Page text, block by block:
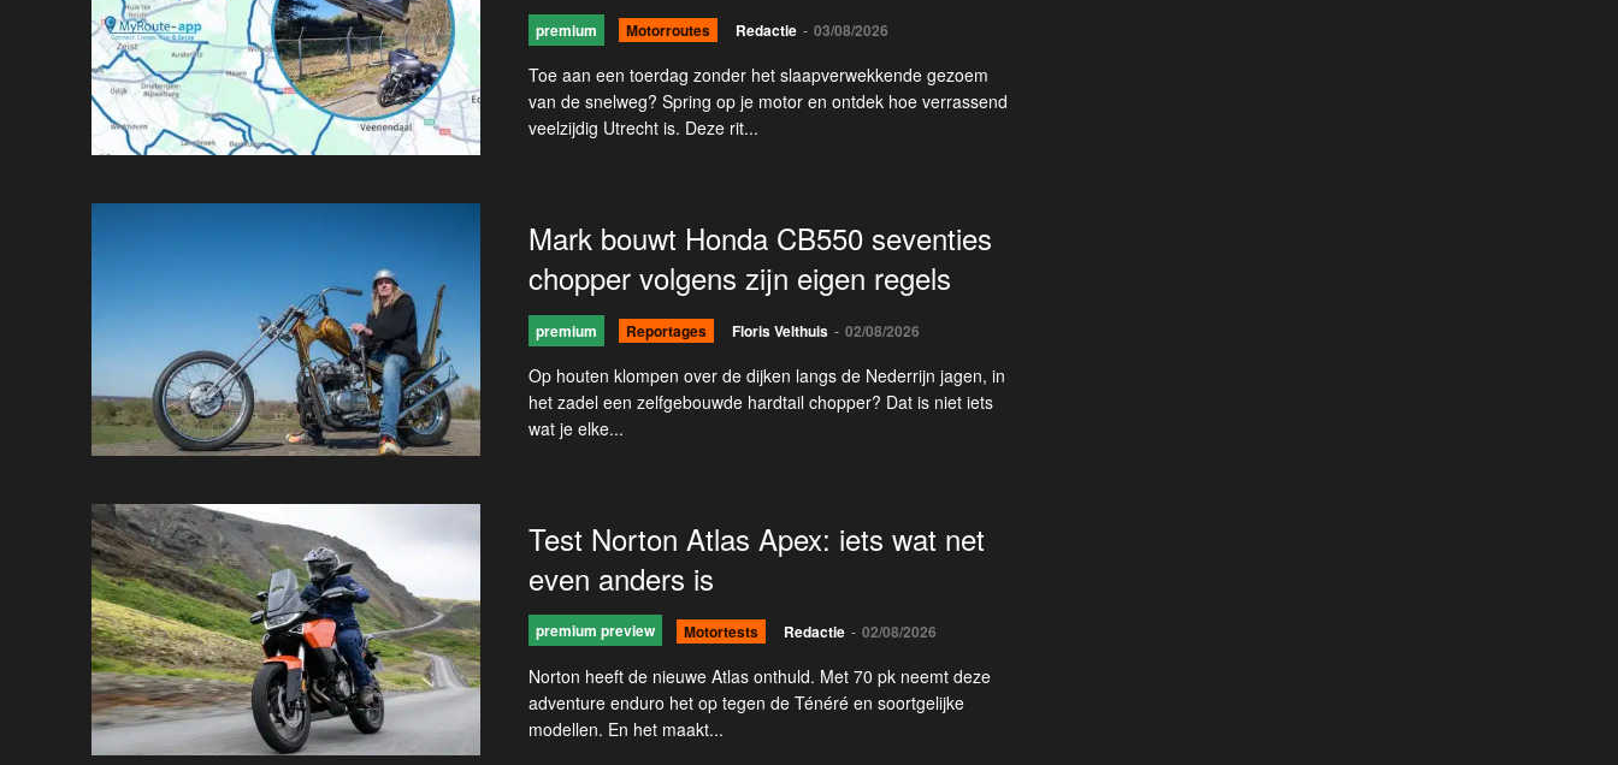
premium Motorroutes Redactie - 03/08/2026
Toe aan een toerdag zonder het slaapverwekkende gezoem
van de snelweg? Spring op je motor en ontdek hoe verrassend
veelzijdig Utrecht is. Deze rit...
Mark bouwt Honda CB550 seventies
chopper volgens zijn eigen regels
premium Reportages Floris Velthuis - 02/08/2026
Op houten klompen over de dijken langs de Nederrijn jagen, in
het zadel een zelfgebouwde hardtail chopper? Dat is niet iets
wat je elke...
Test Norton Atlas Apex: iets wat net
even anders is
premium preview Motortests Redactie - 02/08/2026
Norton heeft de nieuwe Atlas onthuld. Met 70 pk neemt deze
adventure enduro het op tegen de Ténéré en soortgelijke
modellen. En het maakt...